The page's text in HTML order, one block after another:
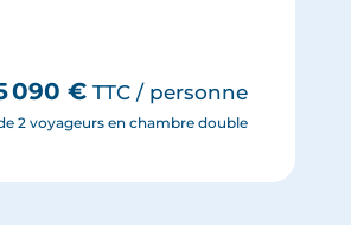
090€ TTC / personne
2 voyageurs en chambre double